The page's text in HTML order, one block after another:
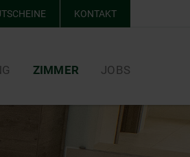
KONTAKT
ZIMMER JOBS